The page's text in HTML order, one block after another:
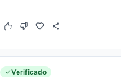
Este cupom funcionou
Este cupom não funcionou
Verificado